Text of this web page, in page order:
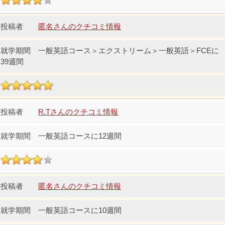
匿名さんのクチコミ情報
一般英語コース＞エクストリーム＞一般英語＞FCEに
39週間
R.Tさんのクチコミ情報
一般英語コースに12週間
匿名さんのクチコミ情報
一般英語コースに10週間